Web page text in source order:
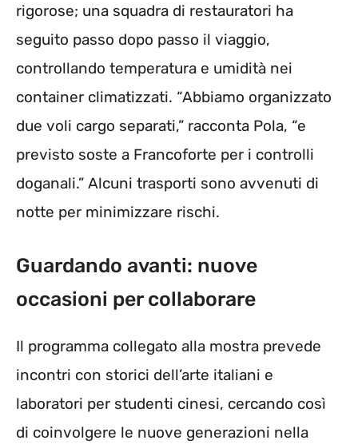
rigorose; una squadra di restauratori ha
seguito passo dopo passo il viaggio,
controllando temperatura e umidità nei
container climatizzati. “Abbiamo organizzato
due voli cargo separati,” racconta Pola, “e
previsto soste a Francoforte per i controlli
doganali.” Alcuni trasporti sono avvenuti di
notte per minimizzare rischi.
Guardando avanti: nuove
occasioni per collaborare
Il programma collegato alla mostra prevede
incontri con storici dell’arte italiani e
laboratori per studenti cinesi, cercando così
di coinvolgere le nuove generazioni nella